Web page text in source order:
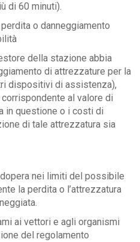
di 60 minuti).
o danneggiamento
della stazione abbia
di attrezzature per la
dispositivi di assistenza),
al valore di
in questione o i costi di
di tale attrezzatura sia
nei limiti del possibile
la perdita o l’attrezzatura
ai vettori e agli organismi
del regolamento